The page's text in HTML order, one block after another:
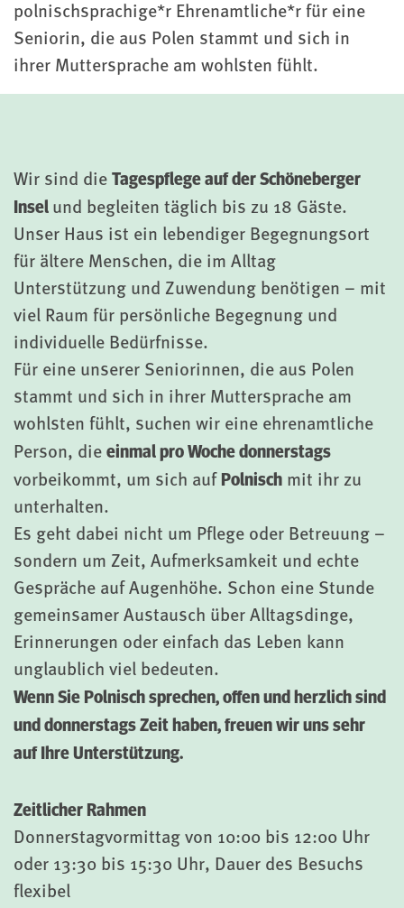
polnischsprachige*r Ehrenamtliche*r für eine
Seniorin, die aus Polen stammt und sich in
ihrer Muttersprache am wohlsten fühlt.
Wir sind die Tagespflege auf der Schöneberger
Insel und begleiten täglich bis zu 18 Gäste.
Unser Haus ist ein lebendiger Begegnungsort
für ältere Menschen, die im Alltag
Unterstützung und Zuwendung benötigen – mit
viel Raum für persönliche Begegnung und
individuelle Bedürfnisse.
Für eine unserer Seniorinnen, die aus Polen
stammt und sich in ihrer Muttersprache am
wohlsten fühlt, suchen wir eine ehrenamtliche
Person, die einmal pro Woche donnerstags
vorbeikommt, um sich auf Polnisch mit ihr zu
unterhalten.
Es geht dabei nicht um Pflege oder Betreuung –
sondern um Zeit, Aufmerksamkeit und echte
Gespräche auf Augenhöhe. Schon eine Stunde
gemeinsamer Austausch über Alltagsdinge,
Erinnerungen oder einfach das Leben kann
unglaublich viel bedeuten.
Wenn Sie Polnisch sprechen, offen und herzlich sind
und donnerstags Zeit haben, freuen wir uns sehr
auf Ihre Unterstützung.
Zeitlicher Rahmen
Donnerstagvormittag von 10:00 bis 12:00 Uhr
oder 13:30 bis 15:30 Uhr, Dauer des Besuchs
flexibel